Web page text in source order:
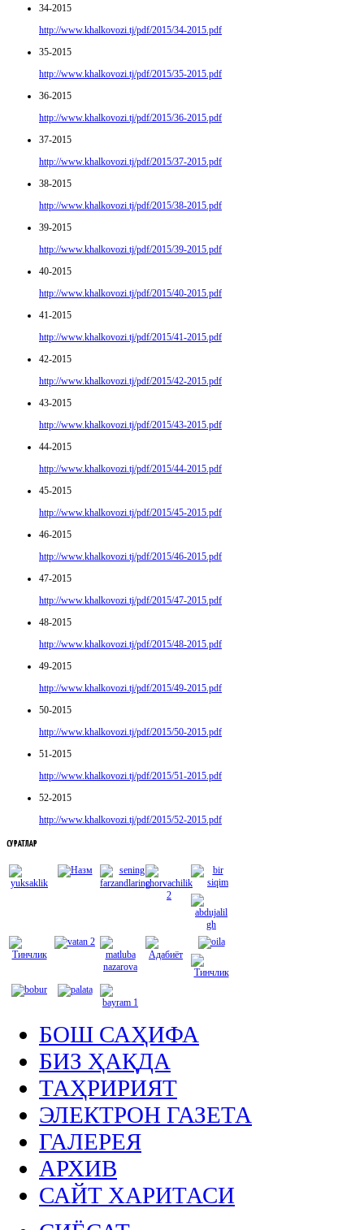
34-2015
http://www.khalkovozi.tj/pdf/2015/34-2015.pdf
35-2015
http://www.khalkovozi.tj/pdf/2015/35-2015.pdf
36-2015
http://www.khalkovozi.tj/pdf/2015/36-2015.pdf
37-2015
http://www.khalkovozi.tj/pdf/2015/37-2015.pdf
38-2015
http://www.khalkovozi.tj/pdf/2015/38-2015.pdf
39-2015
http://www.khalkovozi.tj/pdf/2015/39-2015.pdf
40-2015
http://www.khalkovozi.tj/pdf/2015/40-2015.pdf
41-2015
http://www.khalkovozi.tj/pdf/2015/41-2015.pdf
42-2015
http://www.khalkovozi.tj/pdf/2015/42-2015.pdf
43-2015
http://www.khalkovozi.tj/pdf/2015/43-2015.pdf
44-2015
http://www.khalkovozi.tj/pdf/2015/44-2015.pdf
45-2015
http://www.khalkovozi.tj/pdf/2015/45-2015.pdf
46-2015
http://www.khalkovozi.tj/pdf/2015/46-2015.pdf
47-2015
http://www.khalkovozi.tj/pdf/2015/47-2015.pdf
48-2015
http://www.khalkovozi.tj/pdf/2015/48-2015.pdf
49-2015
http://www.khalkovozi.tj/pdf/2015/49-2015.pdf
50-2015
http://www.khalkovozi.tj/pdf/2015/50-2015.pdf
51-2015
http://www.khalkovozi.tj/pdf/2015/51-2015.pdf
52-2015
http://www.khalkovozi.tj/pdf/2015/52-2015.pdf
СУРАТЛАР
БОШ САҲИФА
БИЗ ҲАҚДА
ТАҲРИРИЯТ
ЭЛЕКТРОН ГАЗЕТА
ГАЛЕРЕЯ
АРХИВ
САЙТ ХАРИТАСИ